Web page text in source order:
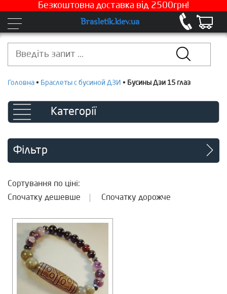
Безкоштовна доставка від 2500грн!
Brasletik.kiev.ua
Головна • Браслеты с бусиной ДЗИ • Бусины Дзи 15 глаз
Категорії
Фільтр
Сортування по ціні:
Спочатку дешевше
Спочатку дорожче